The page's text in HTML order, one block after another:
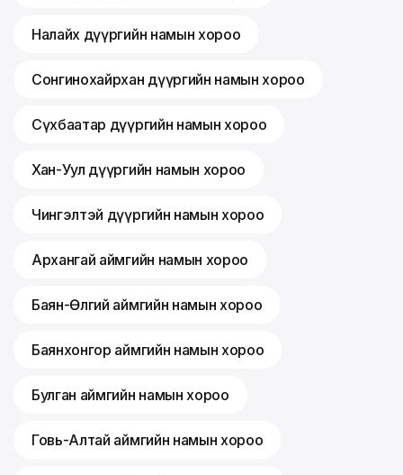
Налайх дүүргийн намын хороо
Сонгинохайрхан дүүргийн намын хороо
Сүхбаатар дүүргийн намын хороо
Хан-Уул дүүргийн намын хороо
Чингэлтэй дүүргийн намын хороо
Архангай аймгийн намын хороо
Баян-Өлгий аймгийн намын хороо
Баянхонгор аймгийн намын хороо
Булган аймгийн намын хороо
Говь-Алтай аймгийн намын хороо